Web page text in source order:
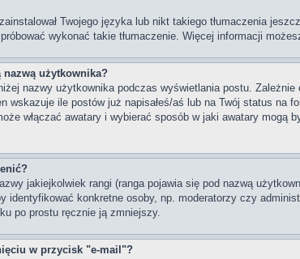
Twojego języka lub nikt takiego tłumaczenia
wykonać takie tłumaczenie. Więcej informacji
użytkownika?
nazwy użytkownika podczas wyświetlania postu.
wskazuje ile postów już napisałeś/aś lub na Twój status
włączać awatary i wybierać sposób w jaki awatary
jakiejkolwiek rangi (ranga pojawia się pod nazwą
identyfikować konkretne osoby, np. moderatorzy czy
po prostu ręcznie ją zmniejszy.
w przycisk "e-mail"?